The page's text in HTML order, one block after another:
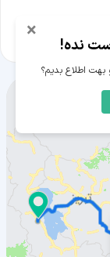
× نده!
بهت اطلاع بدیم؟